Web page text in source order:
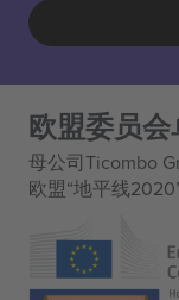
欧盟委员
母公司Ticombo
欧盟“地平线